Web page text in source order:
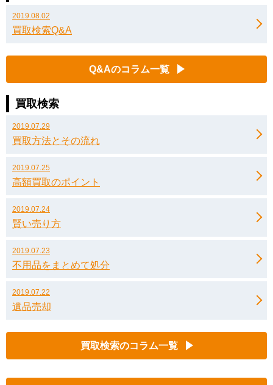
2019.08.02
買取検索Q&A
Q&Aのコラム一覧
買取検索
2019.07.29
買取方法とその流れ
2019.07.25
高額買取のポイント
2019.07.24
賢い売り方
2019.07.23
不用品をまとめて処分
2019.07.22
遺品売却
買取検索のコラム一覧